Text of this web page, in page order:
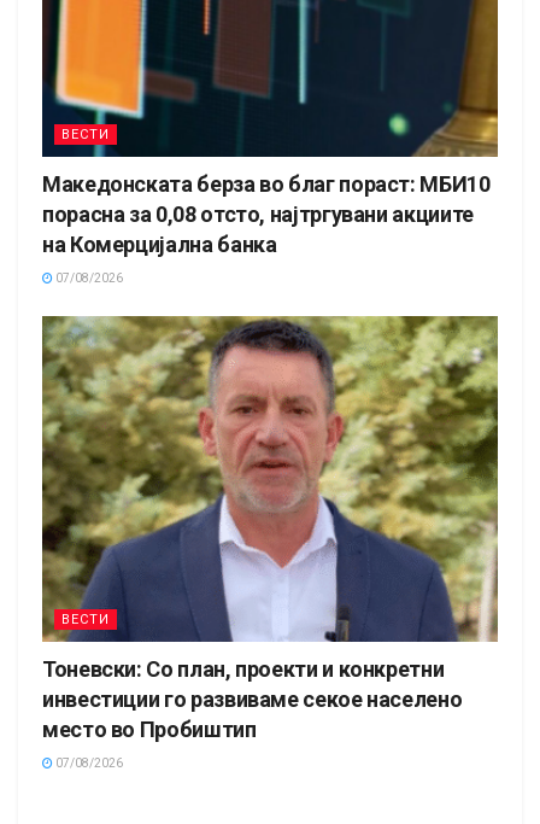
ВЕСТИ
Македонската берза во благ пораст: МБИ10
порасна за 0,08 отсто, најтргувани акциите
на Комерцијална банка
07/08/2026
ВЕСТИ
Тоневски: Со план, проекти и конкретни
инвестиции го развиваме секое населено
место во Пробиштип
07/08/2026